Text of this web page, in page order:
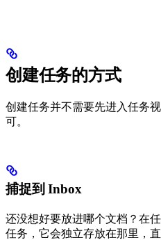
创建任务的方式
创建任务并不需要先进入任务
可。
捕捉到 Inbox
还没想好要放进哪个文档？在
任务，它会独立存放在那里，